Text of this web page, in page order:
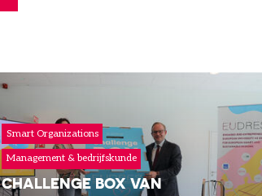
Smart Organizations
Management & bedrijfskunde
CHALLENGE BOX VAN